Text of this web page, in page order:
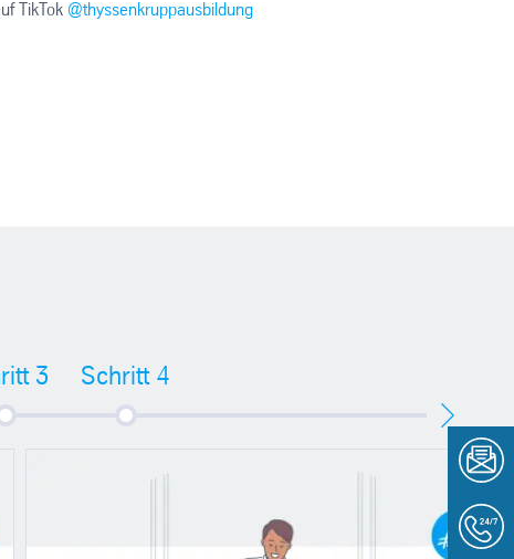
TikTok @thyssenkruppausbildung
3 Schritt 4